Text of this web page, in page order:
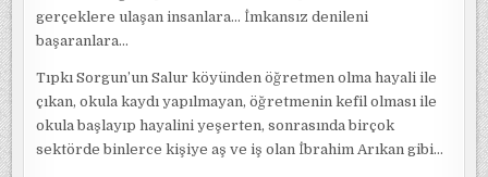
gerçeklere ulaşan insanlara… İmkansız denileni
başaranlara…
Tıpkı Sorgun’un Salur köyünden öğretmen olma hayali ile
çıkan, okula kaydı yapılmayan, öğretmenin kefil olması ile
okula başlayıp hayalini yeşerten, sonrasında birçok
sektörde binlerce kişiye aş ve iş olan İbrahim Arıkan gibi…